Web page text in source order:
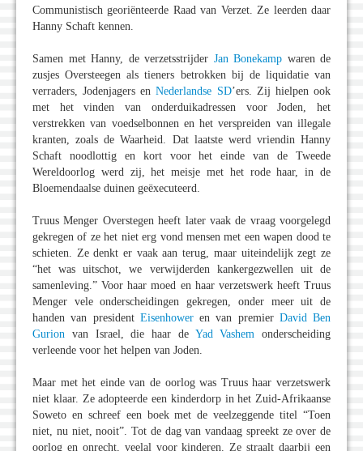
Communistisch georiënteerde Raad van Verzet. Ze leerden daar
Hanny Schaft kennen.
Samen met Hanny, de verzetsstrijder Jan Bonekamp waren de
zusjes Oversteegen als tieners betrokken bij de liquidatie van
verraders, Jodenjagers enNederlandse SD’ers. Zij hielpen ook
met het vinden van onderduikadressen voor Joden, het
verstrekken van voedselbonnen en het verspreiden van illegale
kranten, zoals de Waarheid. Dat laatste werd vriendin Hanny
Schaft noodlottig en kort voor het einde van de Tweede
Wereldoorlog werd zij, het meisje met het rode haar, in de
Bloemendaalse duinen geëxecuteerd.
Truus Menger Overstegen heeft later vaak de vraag voorgelegd
gekregen of ze het niet erg vond mensen met een wapen dood te
schieten. Ze denkt er vaak aan terug, maar uiteindelijk zegt ze
“het was uitschot, we verwijderden kankergezwellen uit de
samenleving.” Voor haar moed en haar verzetswerk heeft Truus
Menger vele onderscheidingen gekregen, onder meer uit de
handen van president Eisenhoweren van premier David Ben
Gurion van Israel, die haar de Yad Vashem onderscheiding
verleende voor het helpen van Joden.
Maar met het einde van de oorlog was Truus haar verzetswerk
niet klaar. Ze adopteerde een kinderdorp in het Zuid-Afrikaanse
Soweto en schreef een boek met de veelzeggende titel “Toen
niet, nu niet, nooit”. Tot de dag van vandaag spreekt ze over de
oorlog en onrecht, veelal voor kinderen. Ze straalt daarbij een